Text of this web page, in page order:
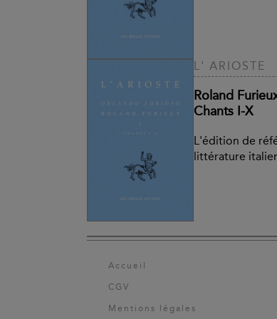
L' ARIOSTE
Roland
Chants I-X
L'édition de
littérature
Accueil
CGV
Mentions légales